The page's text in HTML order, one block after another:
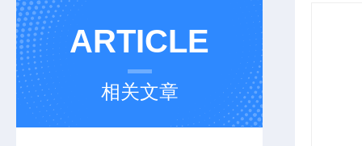
ARTICLE
相关文章